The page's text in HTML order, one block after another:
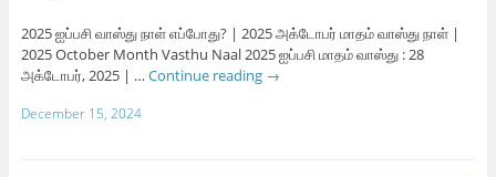
2025 ஐப்பசி வாஸ்து நாள் எப்போது? | 2025 அக்டோபர் மாதம் வாஸ்து நாள் |
2025 October Month Vasthu Naal 2025 ஐப்பசி மாதம் வாஸ்து : 28
அக்டோபர், 2025 | … Continue reading →
December 15, 2024